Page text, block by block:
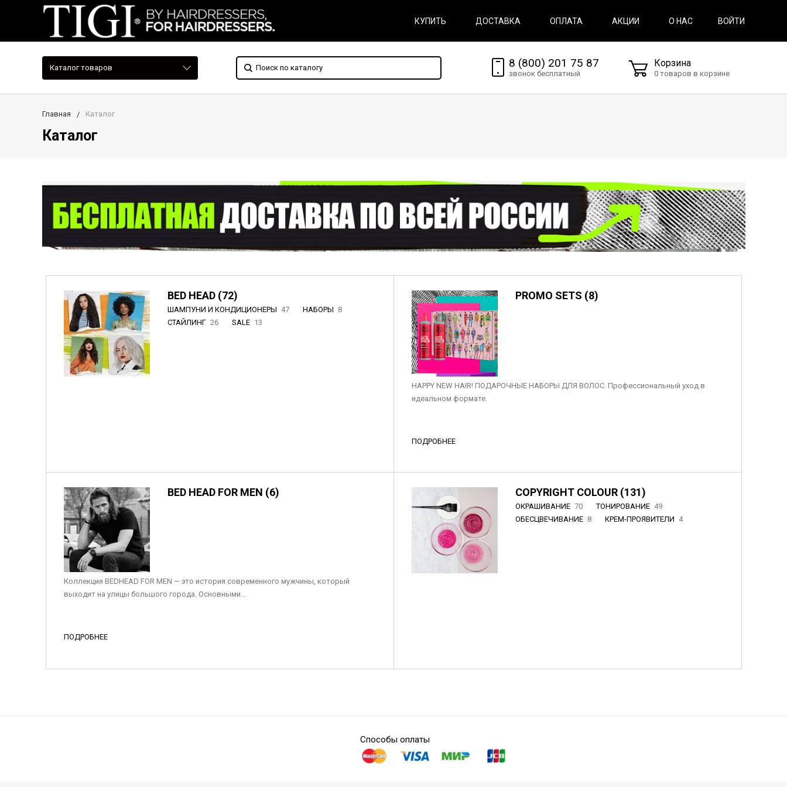
КУПИТЬ ДОСТАВКА ОПЛАТА АКЦИИ О НАС ВОЙТИ
Каталог товаров 8 (800) 201 75 87
звонок бесплатный
Корзина
0 товаров в корзине
Главная Каталог
Каталог
BED HEAD (72)
ШАМПУНИ И КОНДИЦИОНЕРЫ 47 НАБОРЫ 8
СТАЙЛИНГ 26 SALE 13
PROMO SETS (8)
HAPPY NEW HAIR! ПОДАРОЧНЫЕ НАБОРЫ ДЛЯ ВОЛОС. Профессиональный уход в
идеальном формате.
ПОДРОБНЕЕ
BED HEAD FOR MEN (6)
Коллекция BEDHEAD FOR MEN — это история современного мужчины, который
выходит на улицы большого города. Основными...
ПОДРОБНЕЕ
COPYRIGHT COLOUR (131)
ОКРАШИВАНИЕ 70 ТОНИРОВАНИЕ 49
ОБЕСЦВЕЧИВАНИЕ 8 КРЕМ-ПРОЯВИТЕЛИ 4
Способы оплаты